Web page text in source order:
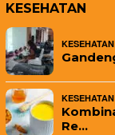
KESEHATAN
KESEHATAN
KESEHATAN
Re…